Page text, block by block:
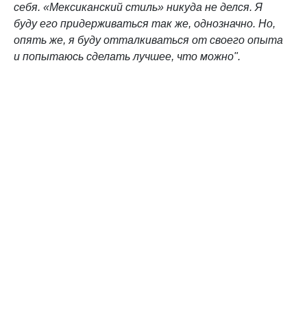
себя. «Мексиканский стиль» никуда не делся. Я
буду его придерживаться так же, однозначно. Но,
опять же, я буду отталкиваться от своего опыта
и попытаюсь сделать лучшее, что можно".